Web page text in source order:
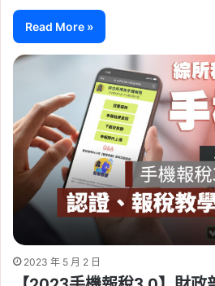
Read More »
2023 年 5 月 2 日